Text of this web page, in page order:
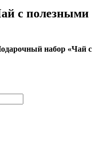
с полезными
набор «Чай с